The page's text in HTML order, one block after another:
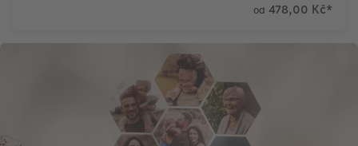
od 478,00 Kč*